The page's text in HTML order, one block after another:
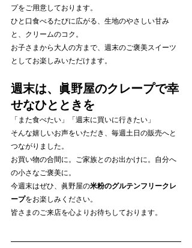
プをご用意しております。
ひと口食べるたびに広がる、生地のやさしい甘み
と、クリームのコク。
お子さまから大人の方まで、週末のご褒美スイーツ
としてお楽しみいただけます。
週末は、眞野屋のクレープで幸
せなひとときを
「また食べたい」「週末に買いに行きたい」
そんな嬉しいお声をいただき、毎週土日の販売へと
つながりました。
お買い物の合間に。ご家族とのお出かけに。自分へ
の小さなご褒美に。
今週末はぜひ、眞野屋の米粉のグルテンフリークレ
ープをお楽しみください。
皆さまのご来店を心よりお待ちしております。